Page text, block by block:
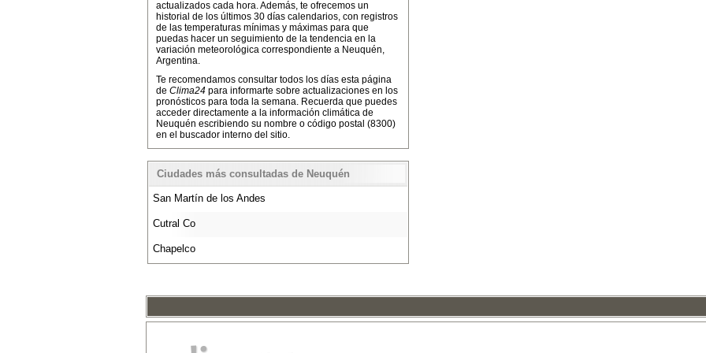
actualizados cada hora. Además, te ofrecemos un
historial de los últimos 30 días calendarios, con registros
de las temperaturas mínimas y máximas para que
puedas hacer un seguimiento de la tendencia en la
variación meteorológica correspondiente a Neuquén,
Argentina.
Te recomendamos consultar todos los días esta página
de Clima24 para informarte sobre actualizaciones en los
pronósticos para toda la semana. Recuerda que puedes
acceder directamente a la información climática de
Neuquén escribiendo su nombre o código postal (8300)
en el buscador interno del sitio.
Ciudades más consultadas de Neuquén
San Martín de los Andes
Cutral Co
Chapelco